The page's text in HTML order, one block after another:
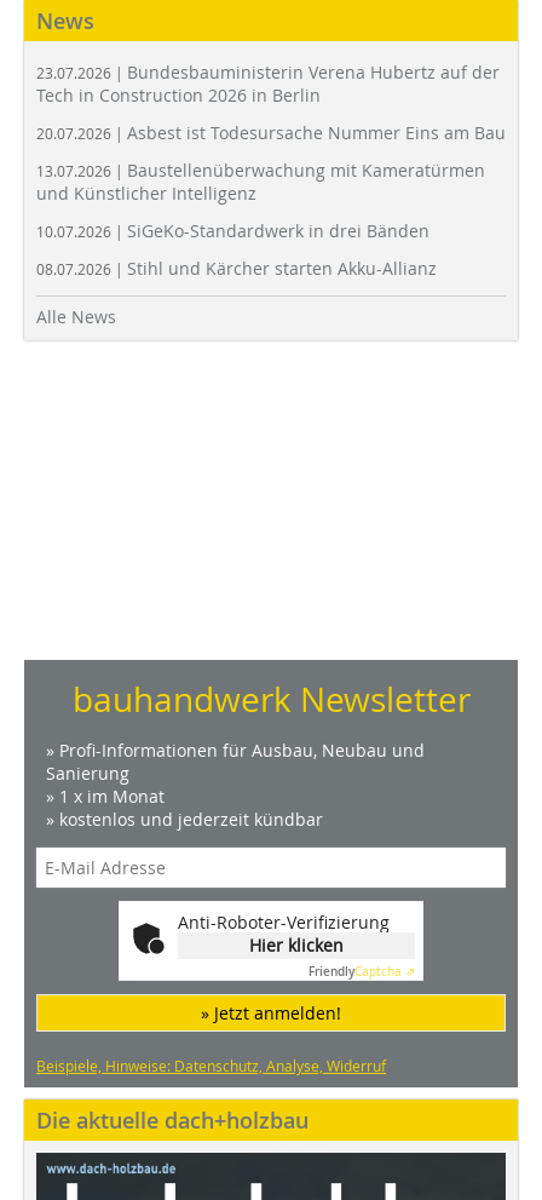
News
23.07.2026 | Bundesbauministerin Verena Hubertz auf der
Tech in Construction 2026 in Berlin
20.07.2026 | Asbest ist Todesursache Nummer Eins am Bau
13.07.2026 | Baustellenüberwachung mit Kameratürmen
und Künstlicher Intelligenz
10.07.2026 | SiGeKo-Standardwerk in drei Bänden
08.07.2026 | Stihl und Kärcher starten Akku-Allianz
Alle News
bauhandwerk Newsletter
» Profi-Informationen für Ausbau, Neubau und
Sanierung
» 1 x im Monat
» kostenlos und jederzeit kündbar
Anti-Roboter-Verifizierung
Hier klicken
FriendlyCaptcha ⇗
» Jetzt anmelden!
Beispiele, Hinweise: Datenschutz, Analyse, Widerruf
Die aktuelle dach+holzbau